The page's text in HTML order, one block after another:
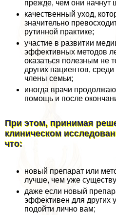
прежде, чем они начнут
качественный уход,
значительно
рутинной пpaктике;
участие в развитии
эффективных методов
оказаться полезным не
других пациентов, среди
члeны семьи;
иногда врачи
помощь и после
При этом, принимая
клиническом
что:
новый препарат или
лучше, чем уже
даже если новый
эффективен для других
подойти лично вам;